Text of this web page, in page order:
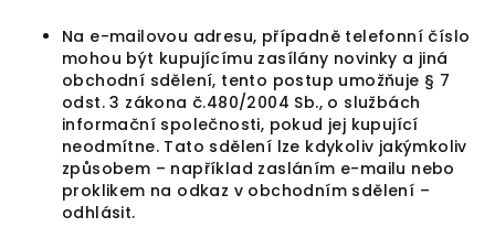
Na e-mailovou adresu, případně telefonní číslo
mohou být kupujícímu zasílány novinky a jiná
obchodní sdělení, tento postup umožňuje § 7
odst. 3 zákona č.480/2004 Sb., o službách
informační společnosti, pokud jej kupující
neodmítne. Tato sdělení lze kdykoliv jakýmkoliv
způsobem – například zasláním e-mailu nebo
proklikem na odkaz v obchodním sdělení –
odhlásit.